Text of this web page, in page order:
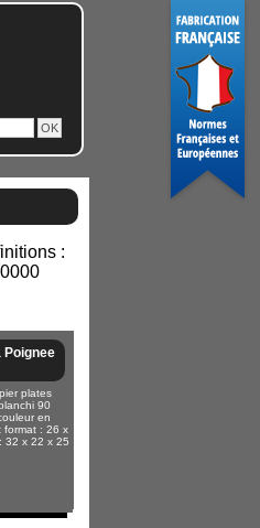
:
Poignee
plates
90
en
format : 26 x
32 x 22 x 25